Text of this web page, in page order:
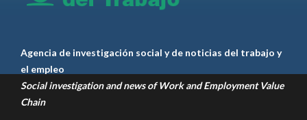
Agencia de investigación social y de noticias del trabajo y
el empleo
Social investigation and news of Work and Employment Value
Chain